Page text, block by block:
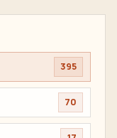
395
70